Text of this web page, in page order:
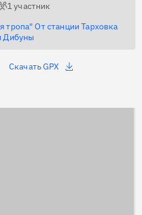
1участник
тропа" От станции Тарховка
Дибуны
Скачать GPX